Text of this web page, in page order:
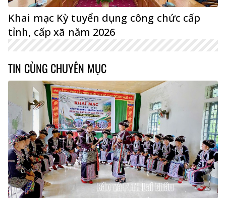
Khai mạc Kỳ tuyển dụng công chức cấp
tỉnh, cấp xã năm 2026
TIN CÙNG CHUYÊN MỤC